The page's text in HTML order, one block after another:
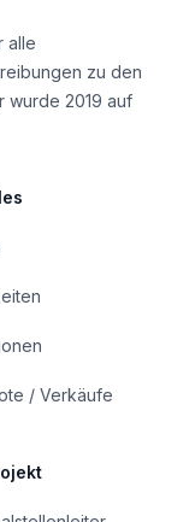
alle
zu den
wurde 2019 auf
/ Verkäufe